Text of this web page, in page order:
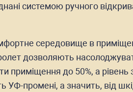
системою ручного
середовище в
ролет дозволяють
приміщення до 50%, а рівень
промені, а значить, від